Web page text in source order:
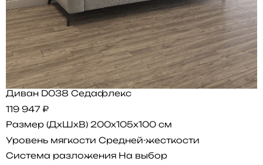
Диван D038 Седафлекс
119 947 ₽
Размер (ДхШхВ) 200x105x100 см
Уровень мягкости Средней-жесткости
Система разложения На выбор